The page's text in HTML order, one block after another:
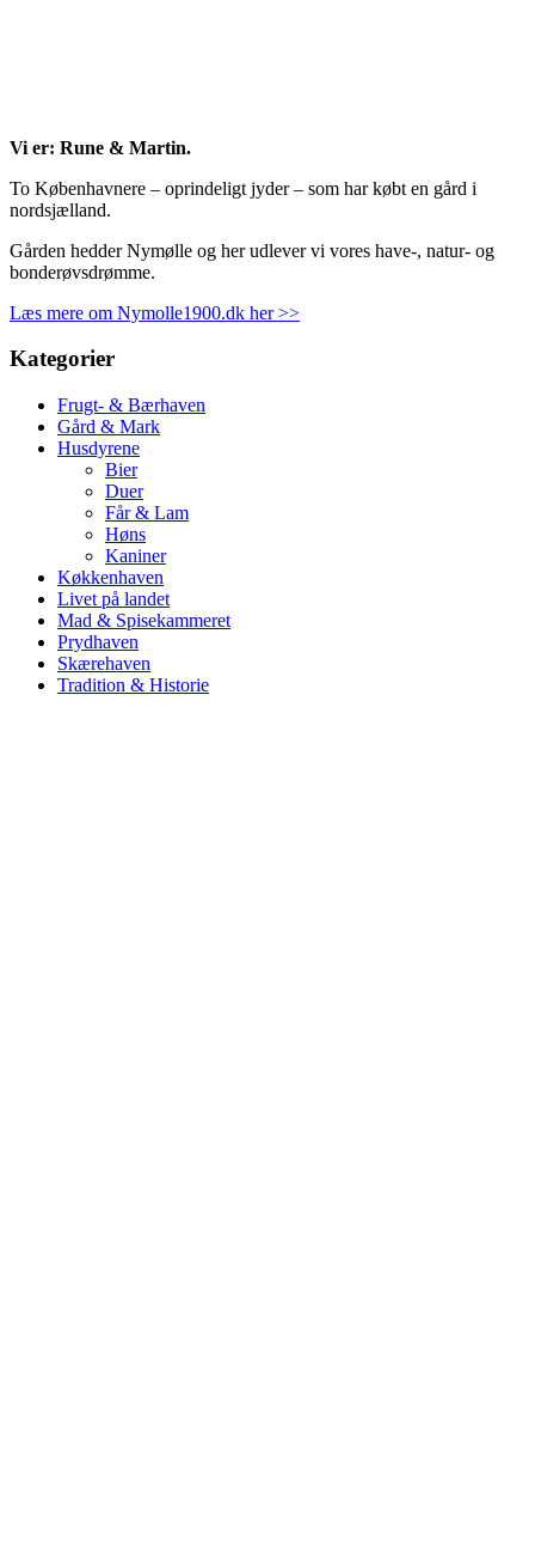
Vi er: Rune & Martin.
To Københavnere – oprindeligt jyder – som har købt en gård i
nordsjælland.
Gården hedder Nymølle og her udlever vi vores have-, natur- og
bonderøvsdrømme.
Læs mere om Nymolle1900.dk her >>
Kategorier
Frugt- & Bærhaven
Gård & Mark
Husdyrene
Bier
Duer
Får & Lam
Høns
Kaniner
Køkkenhaven
Livet på landet
Mad & Spisekammeret
Prydhaven
Skærehaven
Tradition & Historie